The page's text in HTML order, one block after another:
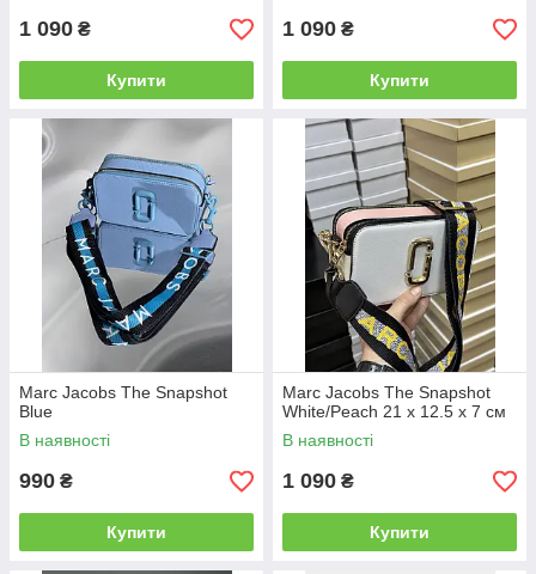
1 090 ₴
Купити
1 090 ₴
Купити
Marc Jacobs The Snapshot
Blue
В наявності
990 ₴
Купити
Marc Jacobs The Snapshot
White/Peach 21 х 12.5 х 7 см
В наявності
1 090 ₴
Купити